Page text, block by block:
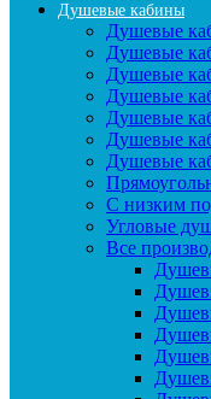
Душевые кабины
Душевые
Душевые
Душевые
Душевые
Душевые
Душевые
Душевые
С низким
Угловые
Все